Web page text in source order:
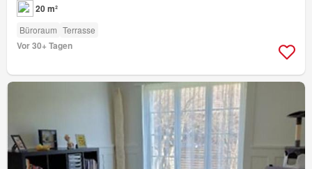
20 m²
Büroraum Terrasse
Vor 30+ Tagen